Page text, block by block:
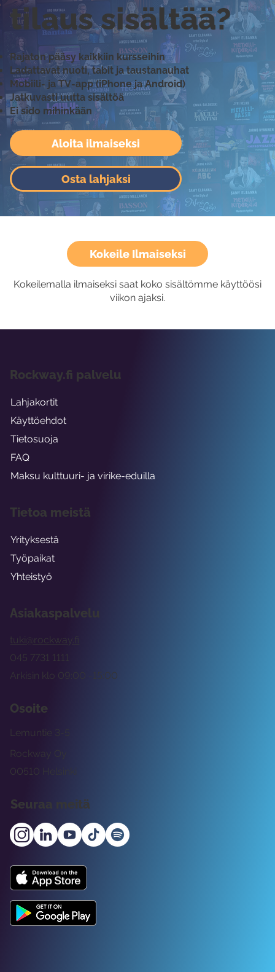
Aloita ilmaiseksi
Osta lahjaksi
tilaus sisältää?
Rajaton pääsy kaikkiin kursseihin
Ladattavat nuoti, tabit ja taustanauhat
Mobiili- ja TV-app (iPhone ja Android)
Jatkuvasti uutta sisältöä
Ei sido mihinkään
Kokeile Ilmaiseksi
Kokeilemalla ilmaiseksi saat koko sisältömme käyttöösi
viikon ajaksi.
Asiakaspalvelu
tuki@rockway.fi
Arkisin klo 09:00 -15:00
045 7731 1111
Osoite
Rockway Oy
Lemuntie 3-5
00510 Helsinki
Seuraa meitä
Rockway.fi palvelu
Lahjakortit
Käyttöehdot
Tietosuoja
FAQ
Maksu kulttuuri- ja virike-eduilla
Tietoa meistä
Yrityksestä
Työpaikat
Yhteistyö